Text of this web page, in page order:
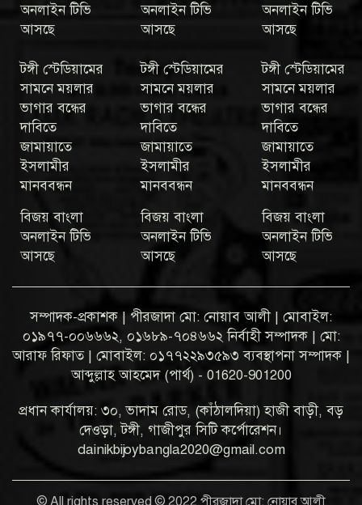
অনলাইন টিভি
আসছে
অনলাইন টিভি
আসছে
অনলাইন টিভি
আসছে
টঙ্গী স্টেডিয়ামের
সামনে ময়লার
ভাগার বন্ধের
দাবিতে
জামায়াতে
ইসলামীর
মানববন্ধন
বিজয় বাংলা
অনলাইন টিভি
আসছে
টঙ্গী স্টেডিয়ামের
সামনে ময়লার
ভাগার বন্ধের
দাবিতে
জামায়াতে
ইসলামীর
মানববন্ধন
বিজয় বাংলা
অনলাইন টিভি
আসছে
টঙ্গী স্টেডিয়ামের
সামনে ময়লার
ভাগার বন্ধের
দাবিতে
জামায়াতে
ইসলামীর
মানববন্ধন
বিজয় বাংলা
অনলাইন টিভি
আসছে
সম্পাদক-প্রকাশক | পীরজাদা মো: নোয়াব আলী | মোবাইল:
০১৯৭৭-০০৬৬৬২, ০১৬৮৯-৭০৪৬৬২ নির্বাহী সম্পাদক | মো:
আরাফ রিফাত | মোবাইল: ০১৭৭২২৯৩৫৯৩ ব্যবস্থাপনা সম্পাদক |
আব্দুল্লাহ আহমেদ (পার্থ) - 01620-901200
প্রধান কার্যালয়: ৩০, ভাদাম রোড, (কাঁঠালদিয়া) হাজী বাড়ী, বড়
দেওড়া, টঙ্গী, গাজীপুর সিটি কর্পোরেশন।
dainikbijoybangla2020@gmail.com
© All rights reserved © 2022 পীরজাদা মো: নোয়াব আলী